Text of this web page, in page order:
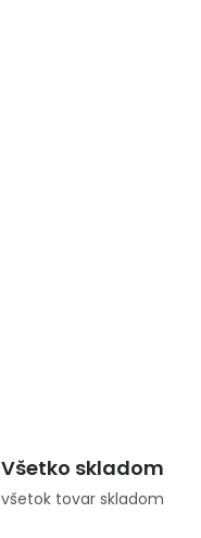
Všetko skladom
všetok tovar skladom